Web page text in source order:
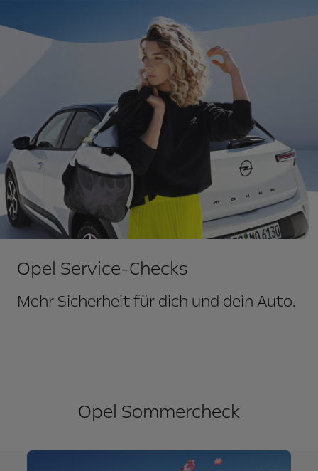
Opel Service-Checks
Mehr Sicherheit für dich und dein Auto.
Opel Sommercheck